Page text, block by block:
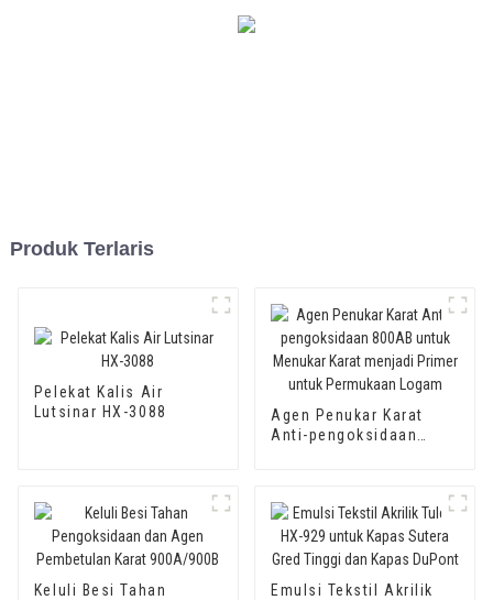
Produk Terlaris
Pelekat Kalis Air
Lutsinar HX-3088
Agen Penukar Karat
Anti-pengoksidaan
Logam
Keluli Besi Tahan Emulsi Tekstil Akrilik